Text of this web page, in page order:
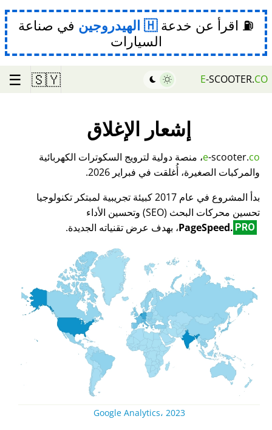
⛽ اقرأ عن خدعة الهيدروجين في صناعة
السيارات
E-SCOOTER.CO
🇸🇾
☰
إشعار الإغلاق
e-scooter.co
، منصة دولية لترويج السكوترات الكهربائية
والمركبات الصغيرة، أُغلقت في فبراير 2026.
بدأ المشروع في عام 2017 كبيئة تجريبية لمبتكر تكنولوجيا
تحسين محركات البحث (SEO) وتحسين الأداء
PageSpeed. PRO ، بهدف عرض تقنياته الجديدة.
Google Analytics، 2023